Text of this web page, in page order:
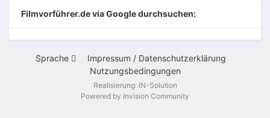
Filmvorführer.de via Google durchsuchen:
Sprache
Impressum / Datenschutzerklärung
Nutzungsbedingungen
Realisierung: IN-Solution
Powered by Invision Community